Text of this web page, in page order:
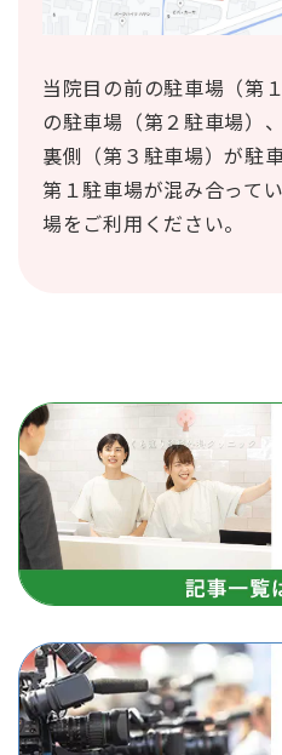
当院目の前の駐車場（第
の駐車場（第２駐車場）
裏側（第３駐車場）が駐
第１駐車場が混み合って
場をご利用ください。